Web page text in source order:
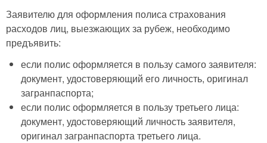
Заявителю для оформления полиса страхования
расходов лиц, выезжающих за рубеж, необходимо
предъявить:
если полис оформляется в пользу самого заявителя:
документ, удостоверяющий его личность, оригинал
загранпаспорта;
если полис оформляется в пользу третьего лица:
документ, удостоверяющий личность заявителя,
оригинал загранпаспорта третьего лица.